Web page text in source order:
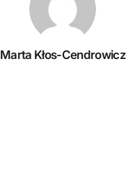
Marta Kłos-Cendrowicz